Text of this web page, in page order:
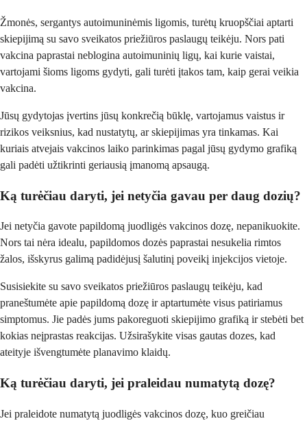
Žmonės, sergantys autoimuninėmis ligomis, turėtų kruopščiai aptarti
skiepijimą su savo sveikatos priežiūros paslaugų teikėju. Nors pati
vakcina paprastai neblogina autoimuninių ligų, kai kurie vaistai,
vartojami šioms ligoms gydyti, gali turėti įtakos tam, kaip gerai veikia
vakcina.
Jūsų gydytojas įvertins jūsų konkrečią būklę, vartojamus vaistus ir
rizikos veiksnius, kad nustatytų, ar skiepijimas yra tinkamas. Kai
kuriais atvejais vakcinos laiko parinkimas pagal jūsų gydymo grafiką
gali padėti užtikrinti geriausią įmanomą apsaugą.
Ką turėčiau daryti, jei netyčia gavau per daug dozių?
Jei netyčia gavote papildomą juodligės vakcinos dozę, nepanikuokite.
Nors tai nėra idealu, papildomos dozės paprastai nesukelia rimtos
žalos, išskyrus galimą padidėjusį šalutinį poveikį injekcijos vietoje.
Susisiekite su savo sveikatos priežiūros paslaugų teikėju, kad
praneštumėte apie papildomą dozę ir aptartumėte visus patiriamus
simptomus. Jie padės jums pakoreguoti skiepijimo grafiką ir stebėti bet
kokias neįprastas reakcijas. Užsirašykite visas gautas dozes, kad
ateityje išvengtumėte planavimo klaidų.
Ką turėčiau daryti, jei praleidau numatytą dozę?
Jei praleidote numatytą juodligės vakcinos dozę, kuo greičiau